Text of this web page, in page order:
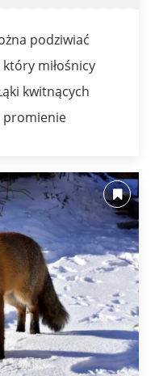
podziwiać
miłośnicy
kwitnących
promienie